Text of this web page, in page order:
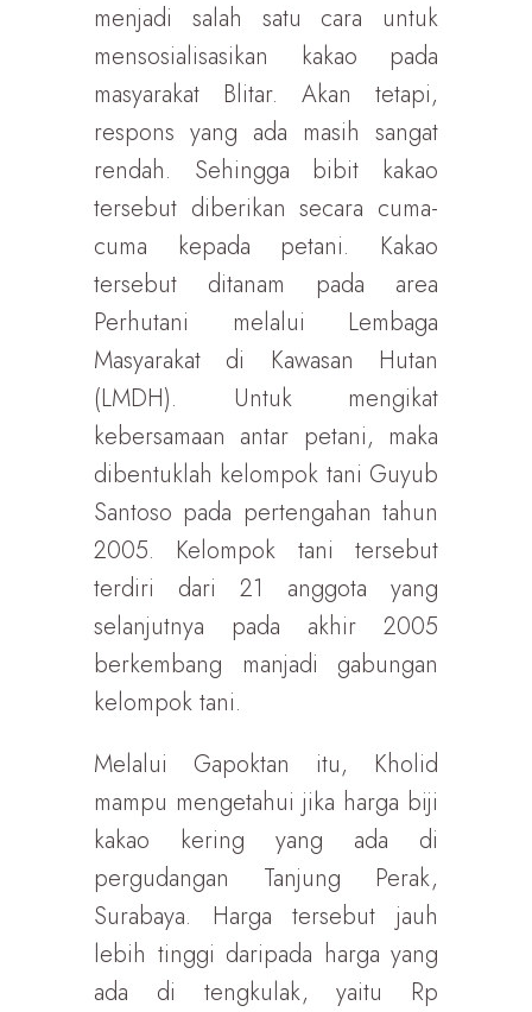
menjadi salah satu cara untuk
mensosialisasikan kakao pada
masyarakat Blitar. Akan tetapi,
respons yang ada masih sangat
rendah. Sehingga bibit kakao
tersebut diberikan secara cuma-
cuma kepada petani. Kakao
tersebut ditanam pada area
Perhutani melalui Lembaga
Masyarakat di Kawasan Hutan
(LMDH). Untuk mengikat
kebersamaan antar petani, maka
dibentuklah kelompok tani Guyub
Santoso pada pertengahan tahun
2005. Kelompok tani tersebut
terdiri dari 21 anggota yang
selanjutnya pada akhir 2005
berkembang manjadi gabungan
kelompok tani.
Melalui Gapoktan itu, Kholid
mampu mengetahui jika harga biji
kakao kering yang ada di
pergudangan Tanjung Perak,
Surabaya. Harga tersebut jauh
lebih tinggi daripada harga yang
ada di tengkulak, yaitu Rp